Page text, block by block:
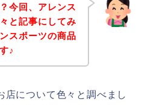
今回、アレンス
と記事にしてみ
スポーツの商品
♪
店について色々と調べまし